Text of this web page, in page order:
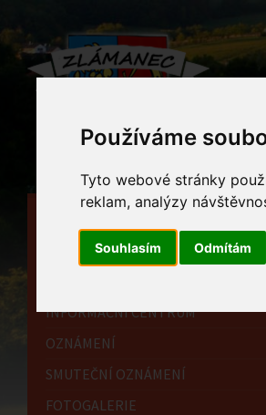
Používáme
Tyto webové stránky
reklam, analýzy
Souhlasím Odmítám
OBECNÍ ÚŘAD
INFORMAČNÍ CENTRUM
OZNÁMENÍ
SMUTEČNÍ OZNÁMENÍ
FOTOGALERIE